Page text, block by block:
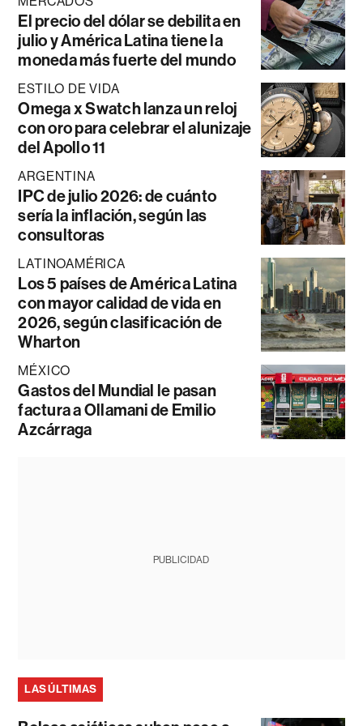
El precio del dólar se debilita en
julio y América Latina tiene la
moneda más fuerte del mundo
ESTILO DE VIDA
Omega x Swatch lanza un reloj
con oro para celebrar el alunizaje
del Apollo 11
ARGENTINA
IPC de julio 2026: de cuánto
sería la inflación, según las
consultoras
LATINOAMÉRICA
Los 5 países de América Latina
con mayor calidad de vida en
2026, según clasificación de
Wharton
MÉXICO
Gastos del Mundial le pasan
factura a Ollamani de Emilio
Azcárraga
PUBLICIDAD
LAS ÚLTIMAS